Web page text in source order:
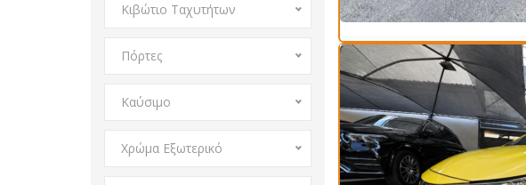
Κιβώτιο Ταχυτήτων
Πόρτες
Καύσιμο
Χρώμα Εξωτερικό